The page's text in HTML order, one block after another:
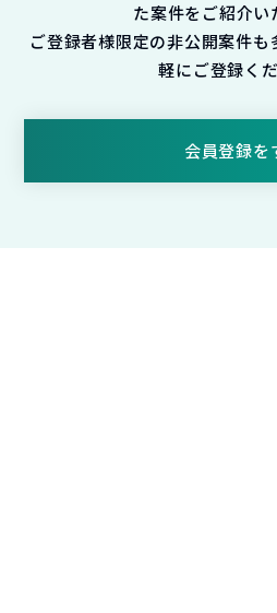
た案件をご紹介い
ご登録者様限定の非公開案件
軽にご登録くだ
会員登録を